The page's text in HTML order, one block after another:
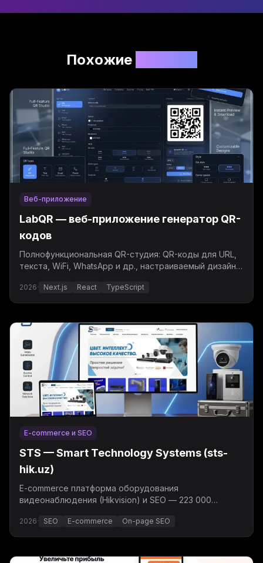
Похожие
Веб-приложение
LabQR — веб-приложение генератор QR-
кодов
Полнофункциональная QR-студия: QR-коды для URL,
текста, WiFi, WhatsApp и др., настраиваемый дизайн,
2026· Next.js React TypeScript
E-commerce и SEO
STS — Smart Technology Systems (sts-
hik.uz)
E-commerce платформа оборудования
видеонаблюдения (Hikvision) и SEO — 223 000
2026· SEO E-commerce On-page SEO